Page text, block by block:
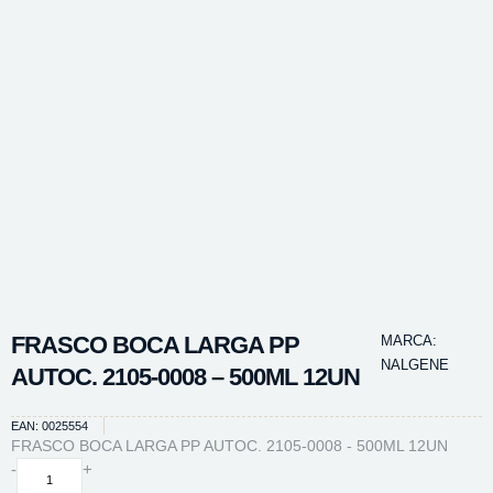
FRASCO BOCA LARGA PP
AUTOC. 2105-0008 – 500ML 12UN
MARCA:
NALGENE
EAN: 0025554
FRASCO BOCA LARGA PP AUTOC. 2105-0008 - 500ML 12UN
-
FRASCO
+